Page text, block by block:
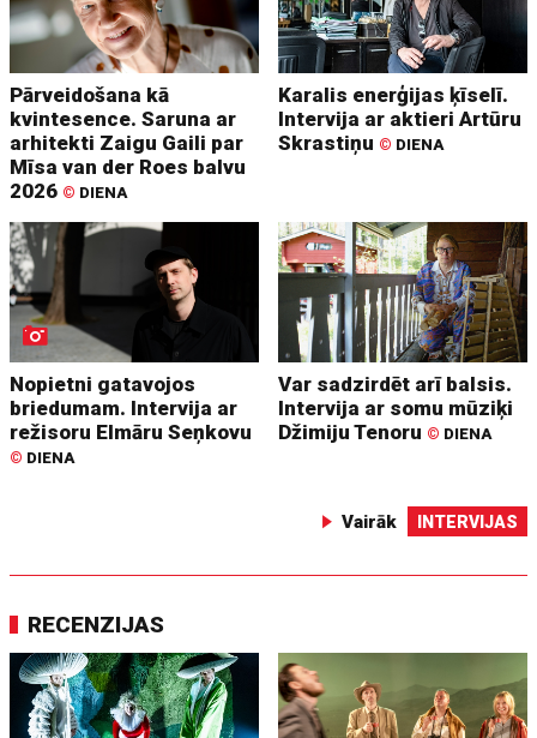
Pārveidošana kā
kvintesence. Saruna ar
arhitekti Zaigu Gaili par
Mīsa van der Roes balvu
2026 © DIENA
Karalis enerģijas ķīselī.
Intervija ar aktieri Artūru
Skrastiņu © DIENA
Nopietni gatavojos
briedumam. Intervija ar
režisoru Elmāru Seņkovu
© DIENA
Var sadzirdēt arī balsis.
Intervija ar somu mūziķi
Džimiju Tenoru © DIENA
Vairāk INTERVIJAS
RECENZIJAS